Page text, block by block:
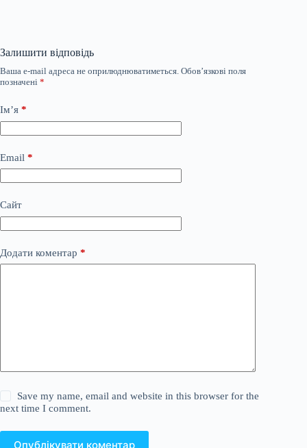
Залишити відповідь
Ваша e-mail адреса не оприлюднюватиметься. Обов’язкові поля
позначені *
Ім’я *
Email *
Сайт
Додати коментар *
Save my name, email and website in this browser for the
next time I comment.
Опублікувати коментар